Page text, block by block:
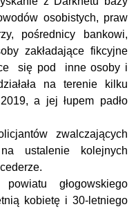
osobistych, praw
pośrednicy bankowi,
zakładające fikcyjne
się pod inne osoby i
na terenie kilku
a jej łupem padło
zwalczających
na ustalenie kolejnych
głogowskiego
kobietę i 30-letniego